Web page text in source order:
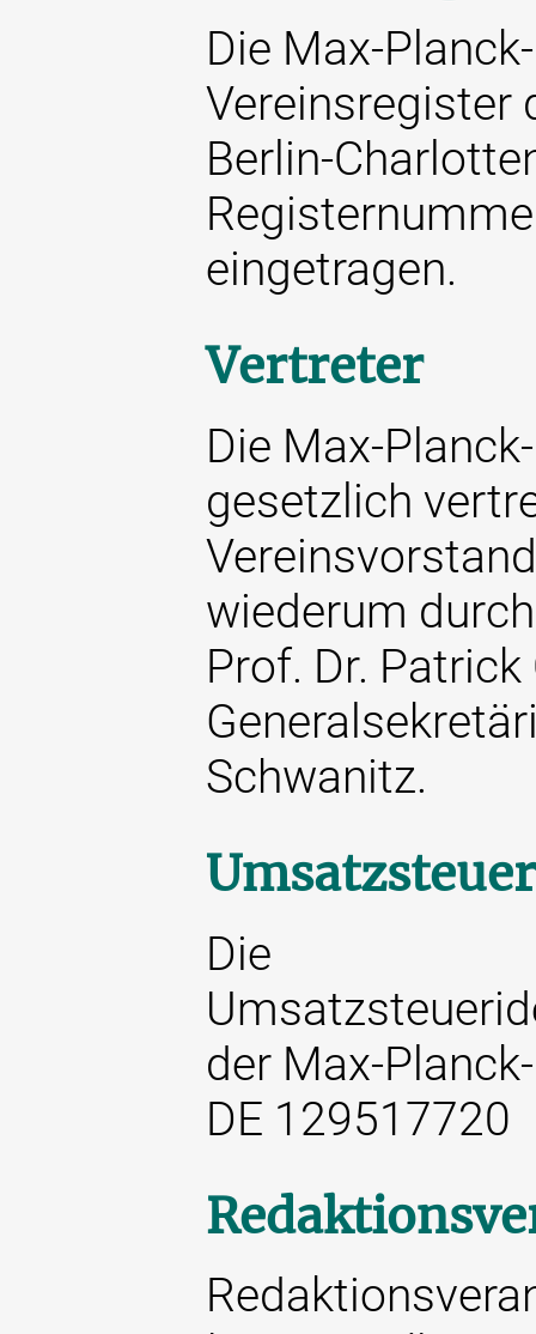
Die Max-
Vereinsregister
Berlin-
eingetragen.
Vertreter
Die Max-
gesetzlich
wiederum
Prof. Dr.
Schwanitz.
Die
der Max-
DE 129517720